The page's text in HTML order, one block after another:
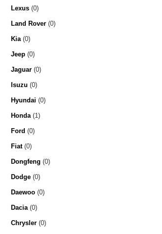
Lexus(0)
Land Rover(0)
Kia(0)
Jeep(0)
Jaguar(0)
Isuzu (0)
Hyundai (0)
Honda(1)
Ford (0)
Fiat(0)
Dongfeng (0)
Dodge(0)
Daewoo(0)
Dacia(0)
Chrysler(0)